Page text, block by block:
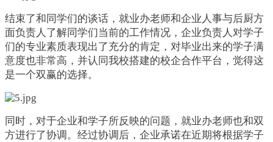
结束了和同学们的谈话，就业办老师和企业人事与后厨方
面负责人了解同学们当前的工作情况，企业负责人对学子
们的专业素质表现出了充分的肯定，对毕业出来的学子满
意度也非常高，并认同我校搭建的校企合作平台，觉得这
是一个双赢的选择。
同时，对于企业和学子所反映的问题，就业办老师也和双
方进行了协调。经过协调后，企业承诺在近期将根据学子